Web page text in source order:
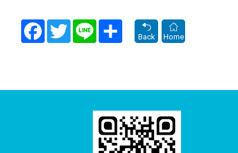
FacebookTwitter Line
Share
Back
Home